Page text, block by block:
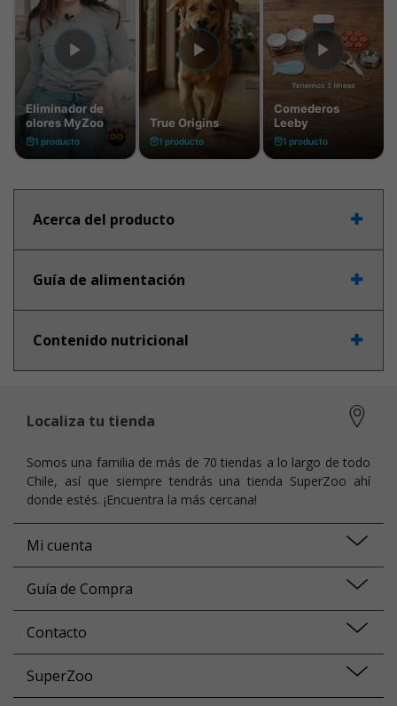
Acerca del producto
Guía de alimentación
Contenido nutricional
Localiza tu tienda
Somos una familia de más de 70 tiendas a lo largo de todo
Chile, así que siempre tendrás una tienda SuperZoo ahí
donde estés. ¡Encuentra la más cercana!
Mi cuenta
Guía de Compra
Contacto
SuperZoo